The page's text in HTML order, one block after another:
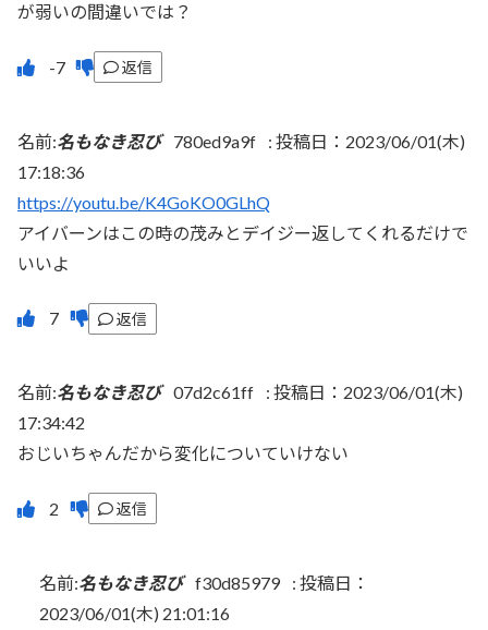
が弱いの間違いでは？
返信
名前:名もなき忍び 780ed9a9f : 投稿日：2023/06/01(木)
17:18:36
https://youtu.be/K4GoKO0GLhQ
アイバーンはこの時の茂みとデイジー返してくれるだけで
いいよ
返信
名前:名もなき忍び 07d2c61ff : 投稿日：2023/06/01(木)
17:34:42
おじいちゃんだから変化についていけない
返信
名前:名もなき忍び f30d85979 : 投稿日：
2023/06/01(木) 21:01:16